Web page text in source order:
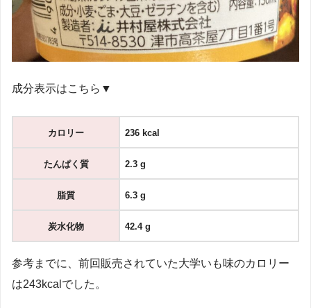
成分表示はこちら▼
カロリー 236 kcal
たんぱく質 2.3 g
脂質 6.3 g
炭水化物 42.4 g
参考までに、前回販売されていた大学いも味のカロリー
は243kcalでした。